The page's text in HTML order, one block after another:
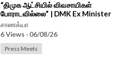
⁣“திமுக ஆட்சியில் விவசாயிகள்
போராடவில்லை” | DMK Ex Minister
MRK Panneer Selvam | Press Meet
|TVK Govt
சாணக்யா
6 Views · 06/08/26
Press Meets